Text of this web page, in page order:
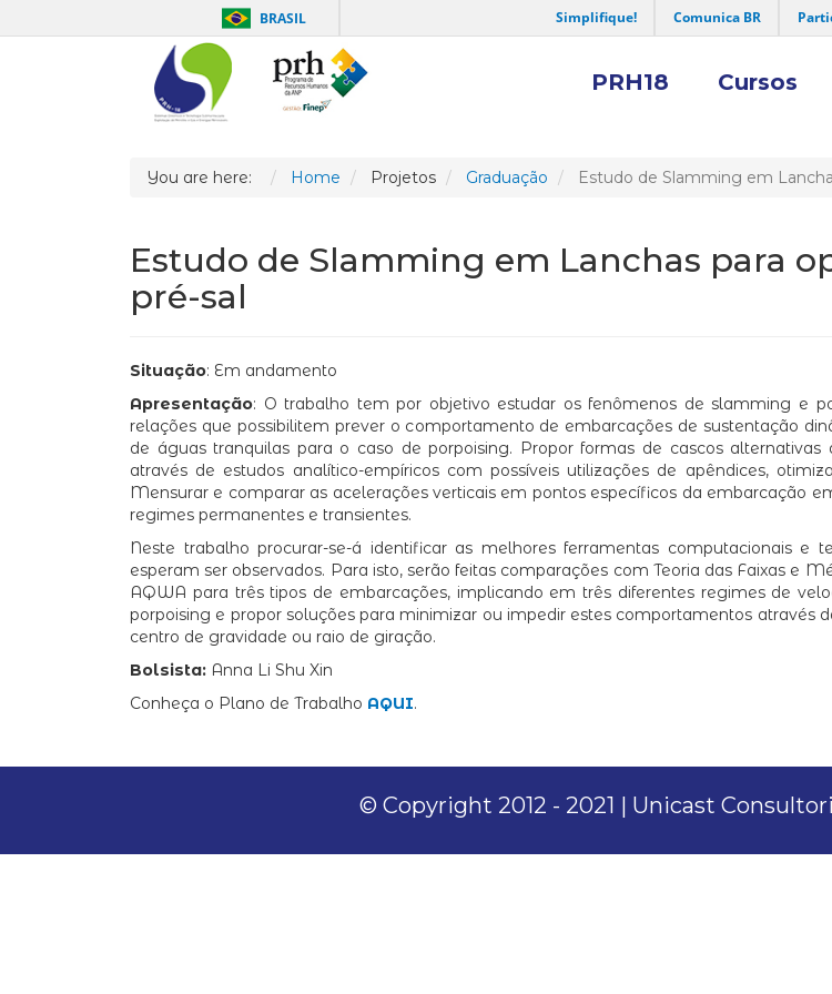
BRASIL Simplifique! Comunica BR
PRH18 Cursos
You are here: Home Projetos Graduação Estudo de Slamming em
Estudo de Slamming em Lanchas para
pré-sal
Situação: Em andamento
Apresentação: O trabalho tem por objetivo estudar os fenômenos de slamming e
relações que possibilitem prever o comportamento de embarcações de sustentação
de águas tranquilas para o caso de porpoising. Propor formas de cascos
através de estudos analítico-empíricos com possíveis utilizações de apêndices,
Mensurar e comparar as acelerações verticais em pontos específicos da embarcação
regimes permanentes e transientes.
Neste trabalho procurar-se-á identificar as melhores ferramentas computacionais e
esperam ser observados. Para isto, serão feitas comparações com Teoria das Faixas e
AQWA para três tipos de embarcações, implicando em três diferentes regimes de
porpoising e propor soluções para minimizar ou impedir estes comportamentos
centro de gravidade ou raio de giração.
Bolsista: Anna Li Shu Xin
Conheça o Plano de Trabalho AQUI.
© Copyright 2012 - 2021 | Unicast